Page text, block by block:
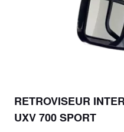
RETROVISEUR
UXV 700 SPORT